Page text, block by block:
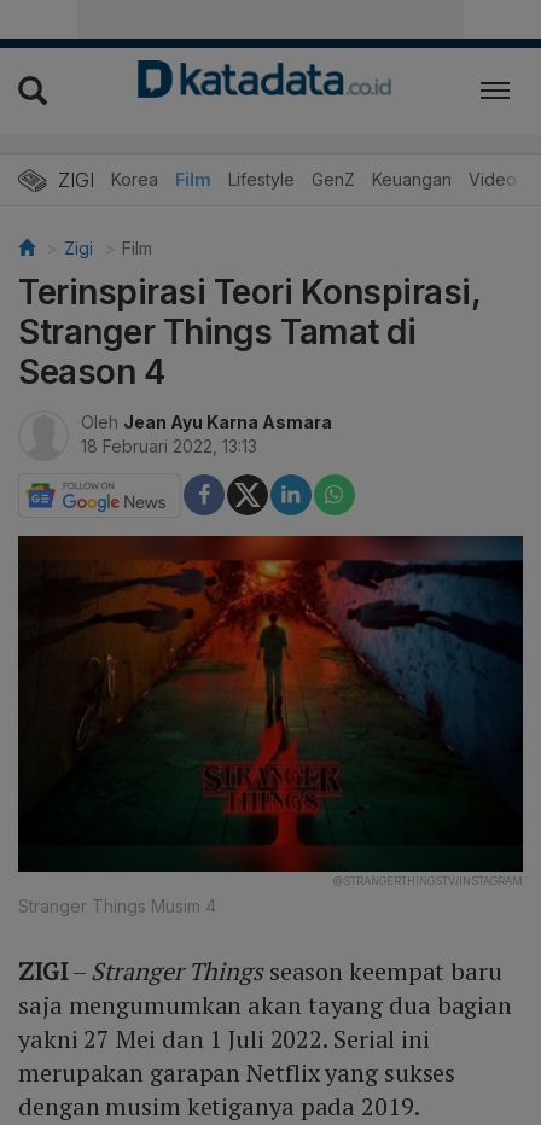
ZIGI
Hits Korea Film Lifestyle GenZ Keuangan Video
Zigi Film
Terinspirasi Teori Konspirasi,
Stranger Things Tamat di
Season 4
Oleh Jean Ayu Karna Asmara
18 Februari 2022, 13:13
@STRANGERTHINGSTV/INSTAGRAM
Stranger Things Musim 4
ZIGI–Stranger Thingsseason keempat baru
saja mengumumkan akan tayang dua bagian
yakni 27 Mei dan 1 Juli 2022. Serial ini
merupakan garapan Netflix yang sukses
dengan musim ketiganya pada 2019.